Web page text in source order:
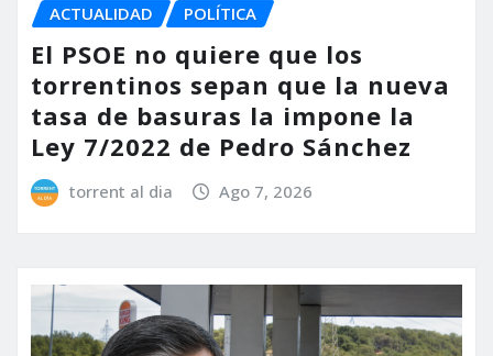
ACTUALIDAD POLÍTICA
El PSOE no quiere que los
torrentinos sepan que la nueva
tasa de basuras la impone la
Ley 7/2022 de Pedro Sánchez
torrent al dia Ago 7, 2026